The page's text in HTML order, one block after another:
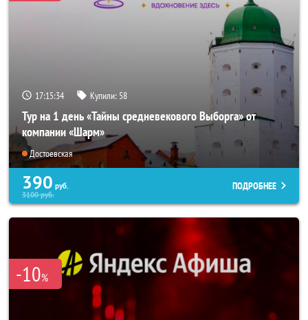
17:15:33 Купили: 58
Тур на 1 день «Тайны средневекового Выборга» от
компании «Шарм»
Достоевская
390 руб.
3100руб.
ПОДРОБНЕЕ
-10%